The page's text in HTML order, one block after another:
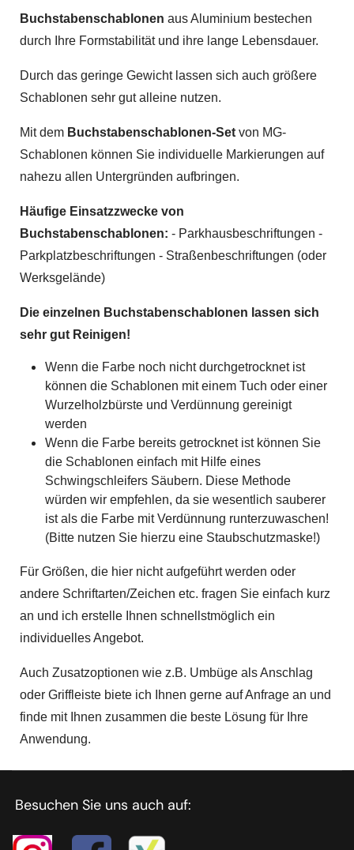
Buchstabenschablonen aus Aluminium bestechen
durch Ihre Formstabilität und ihre lange Lebensdauer.
Durch das geringe Gewicht lassen sich auch größere
Schablonen sehr gut alleine nutzen.
Mit dem Buchstabenschablonen-Set von MG-
Schablonen können Sie individuelle Markierungen auf
nahezu allen Untergründen aufbringen.
Häufige Einsatzzwecke von
Buchstabenschablonen: - Parkhausbeschriftungen -
Parkplatzbeschriftungen - Straßenbeschriftungen (oder
Werksgelände)
Die einzelnen Buchstabenschablonen lassen sich
sehr gut Reinigen!
Wenn die Farbe noch nicht durchgetrocknet ist
können die Schablonen mit einem Tuch oder einer
Wurzelholzbürste und Verdünnung gereinigt
werden
Wenn die Farbe bereits getrocknet ist können Sie
die Schablonen einfach mit Hilfe eines
Schwingschleifers Säubern. Diese Methode
würden wir empfehlen, da sie wesentlich sauberer
ist als die Farbe mit Verdünnung runterzuwaschen!
(Bitte nutzen Sie hierzu eine Staubschutzmaske!)
Für Größen, die hier nicht aufgeführt werden oder
andere Schriftarten/Zeichen etc. fragen Sie einfach kurz
an und ich erstelle Ihnen schnellstmöglich ein
individuelles Angebot.
Auch Zusatzoptionen wie z.B. Umbüge als Anschlag
oder Griffleiste biete ich Ihnen gerne auf Anfrage an und
finde mit Ihnen zusammen die beste Lösung für Ihre
Anwendung.
Besuchen Sie uns auch auf: